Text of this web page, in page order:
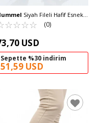
Siyah Fileli Hafif Esnek
Spor Ayakkabı 900872 Hml
II
☆☆☆☆
★★★★ (0)
USD
Sepette %30 indirim
51,59 USD